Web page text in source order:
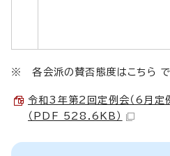
※ 各会派の賛否態度はこちら で
令和3年第2回定例会（6月定
（PDF 528.6KB）